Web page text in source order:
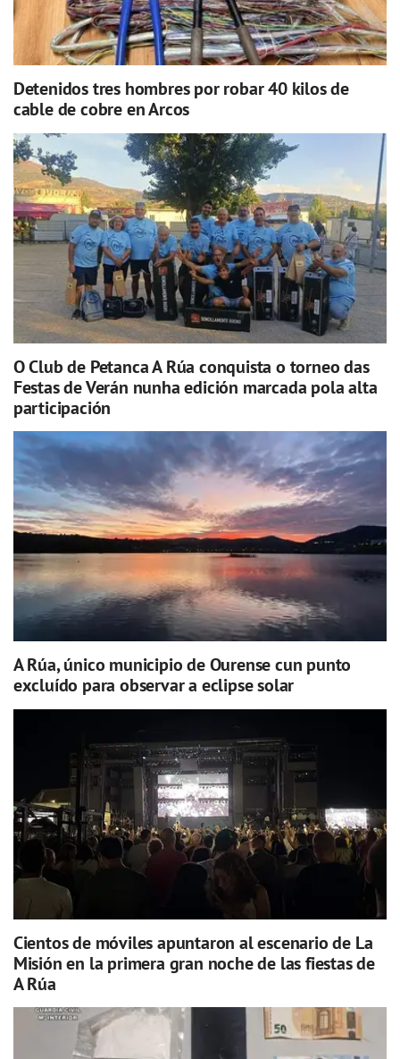
Detenidos tres hombres por robar 40 kilos de
cable de cobre en Arcos
O Club de Petanca A Rúa conquista o torneo das
Festas de Verán nunha edición marcada pola alta
participación
A Rúa, único municipio de Ourense cun punto
excluído para observar a eclipse solar
Cientos de móviles apuntaron al escenario de La
Misión en la primera gran noche de las fiestas de
A Rúa